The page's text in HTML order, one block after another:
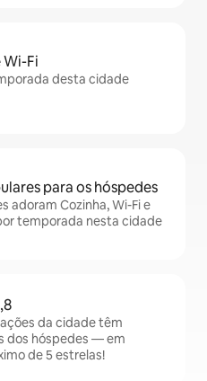
Fi
desta cidade
para os hóspedes
adoram Cozinha, Wi-Fi e
temporada nesta cidade
da cidade têm
dos hóspedes — em
de 5 estrelas!